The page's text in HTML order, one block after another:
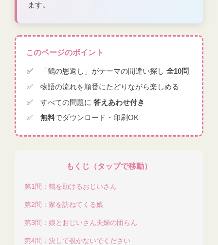
ます。
このページのポイント
「鶴の恩返し」がテーマの間違い探し 全10問
物語の流れを順番にたどりながら楽しめる
すべての問題に 答えあわせ付き
無料でダウンロード・印刷OK
もくじ（タップで移動）
第1問：鶴を助けるおじいさん
第2問：家を訪ねてくる娘
第3問：娘とおじいさん夫婦の団らん
第4問：決して覗かないでください